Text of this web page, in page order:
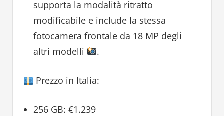
supporta la modalità ritratto
modificabile e include la stessa
fotocamera frontale da 18 MP degli
altri modelli
.
Prezzo in Italia:
256 GB: €1.239